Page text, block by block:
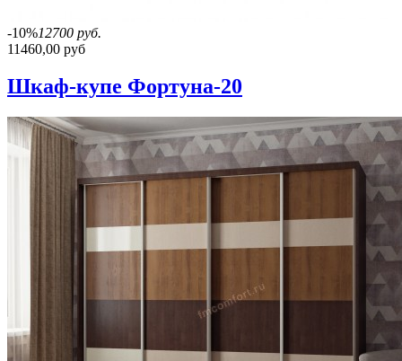
-10%12700 руб.
11460,00 руб
Шкаф-купе Фортуна-20